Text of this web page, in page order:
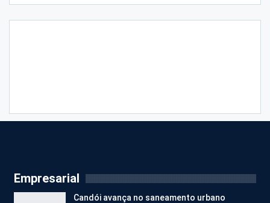
Empresarial
Candói avança no saneamento urbano